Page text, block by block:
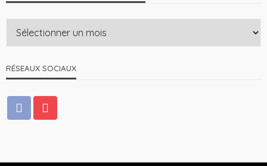
RÉSEAUX SOCIAUX